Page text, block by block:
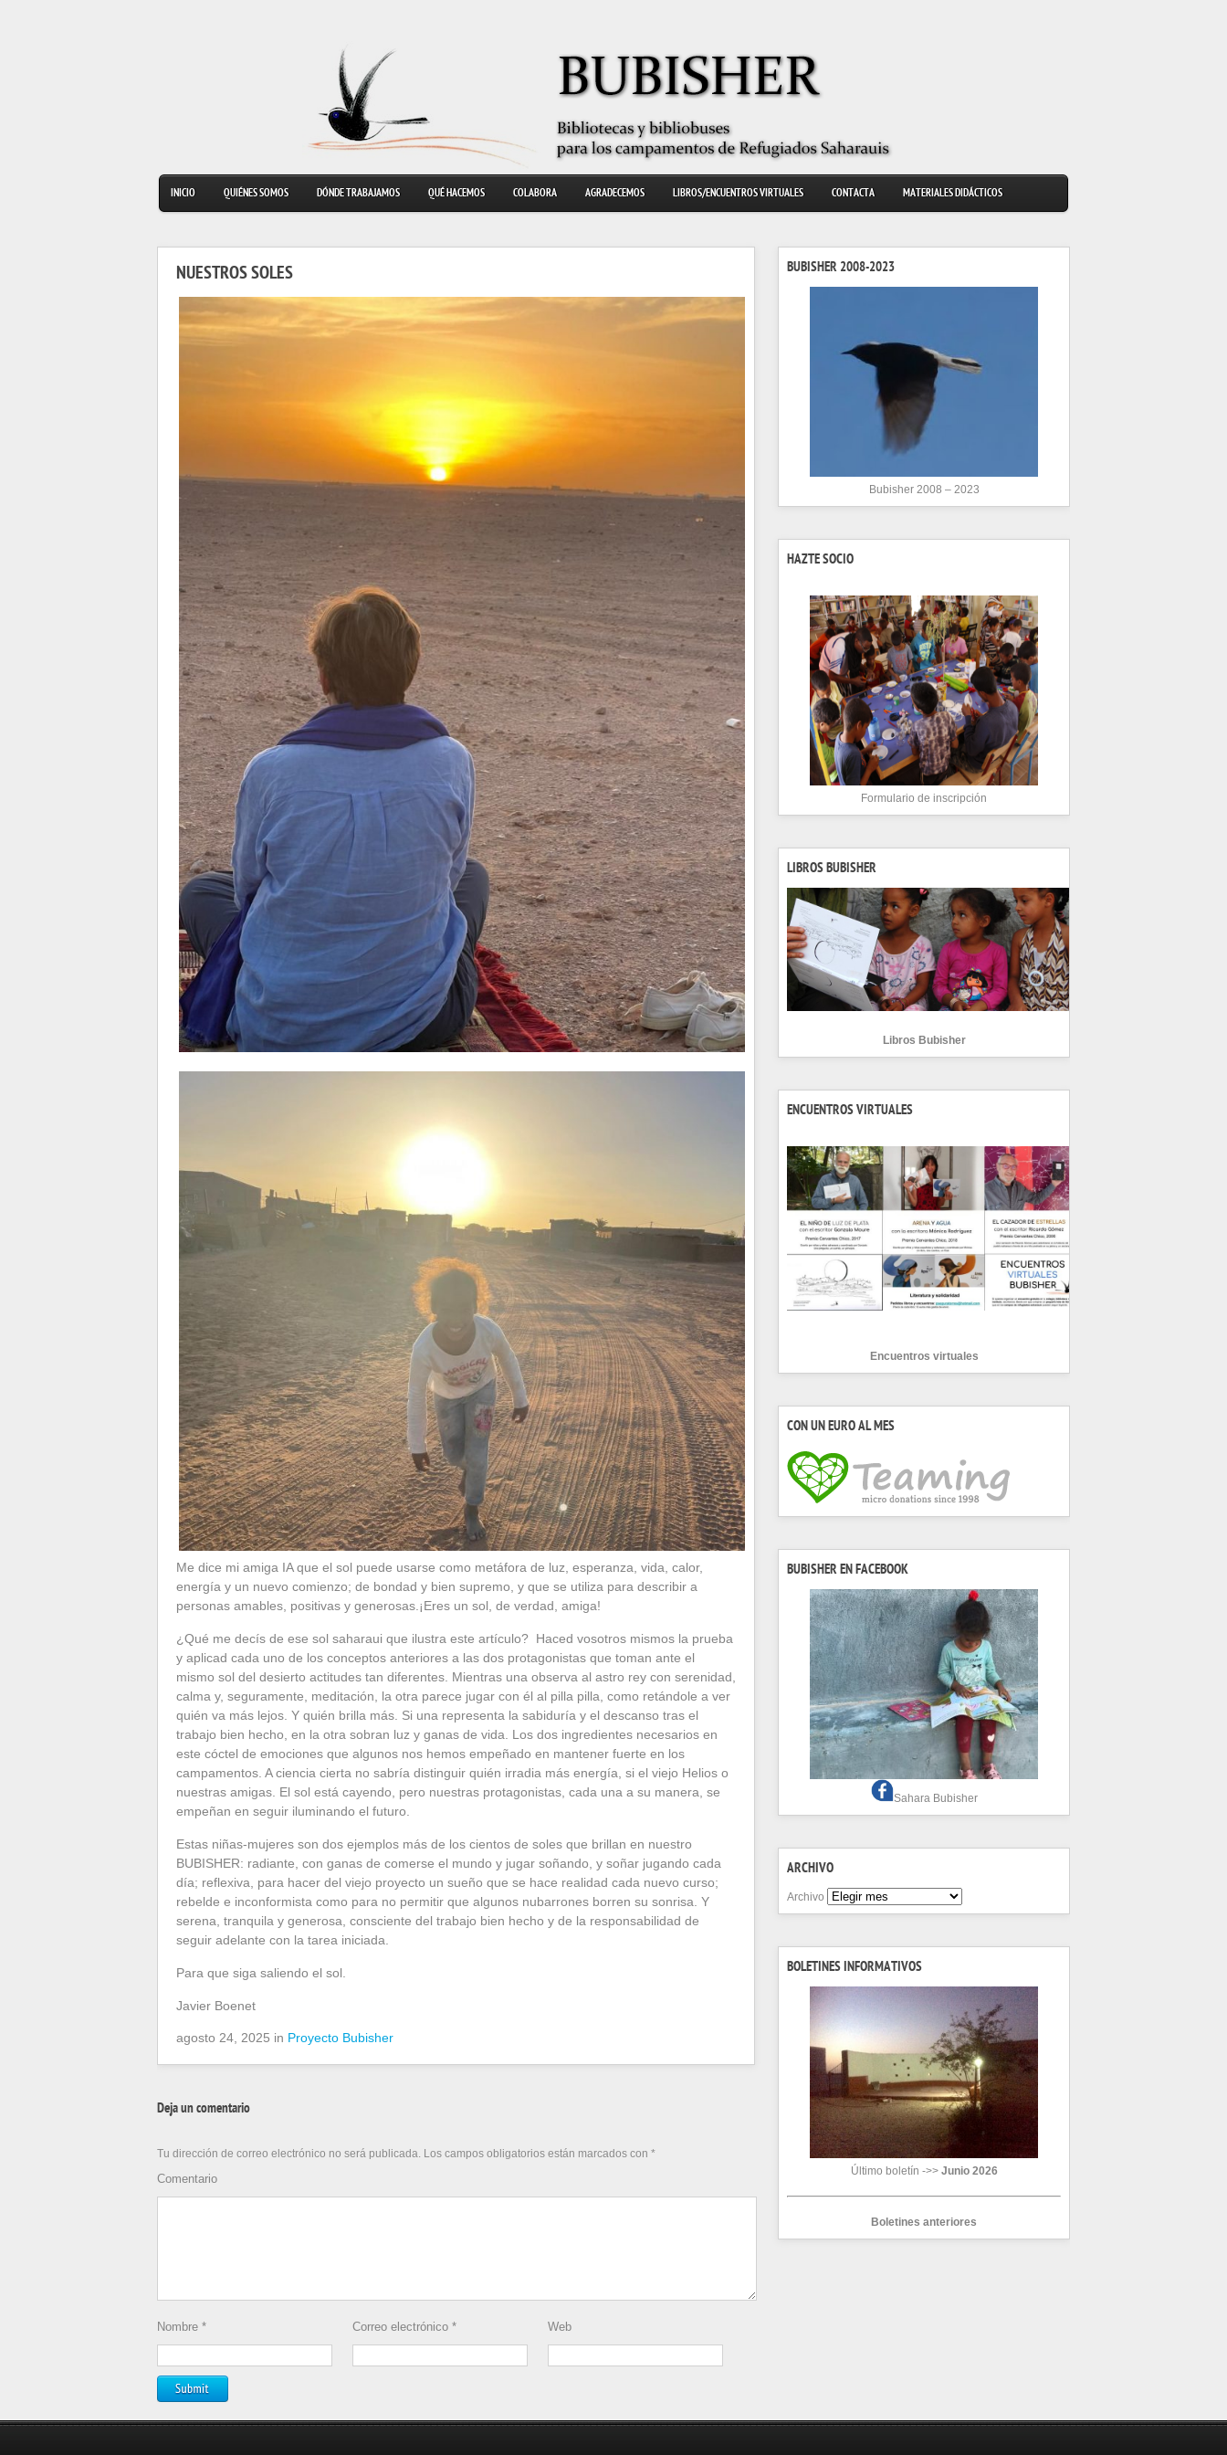
INICIO QUIÉNES SOMOS DÓNDE TRABAJAMOS QUÉ HACEMOS COLABORA AGRADECEMOS LIBROS/ENCUENTROS VIRTUALES CONTACTA MATERIALES DIDÁCTICOS
NUESTROS SOLES
Me dice mi amiga IA que el sol puede usarse como metáfora de luz, esperanza, vida, calor,
energía y un nuevo comienzo; de bondad y bien supremo, y que se utiliza para describir a
personas amables, positivas y generosas.¡Eres un sol, de verdad, amiga!
¿Qué me decís de ese sol saharaui que ilustra este artículo? Haced vosotros mismos la prueba
y aplicad cada uno de los conceptos anteriores a las dos protagonistas que toman ante el
mismo sol del desierto actitudes tan diferentes. Mientras una observa al astro rey con serenidad,
calma y, seguramente, meditación, la otra parece jugar con él al pilla pilla, como retándole a ver
quién va más lejos. Y quién brilla más. Si una representa la sabiduría y el descanso tras el
trabajo bien hecho, en la otra sobran luz y ganas de vida. Los dos ingredientes necesarios en
este cóctel de emociones que algunos nos hemos empeñado en mantener fuerte en los
campamentos. A ciencia cierta no sabría distinguir quién irradia más energía, si el viejo Helios o
nuestras amigas. El sol está cayendo, pero nuestras protagonistas, cada una a su manera, se
empeñan en seguir iluminando el futuro.
Estas niñas-mujeres son dos ejemplos más de los cientos de soles que brillan en nuestro
BUBISHER: radiante, con ganas de comerse el mundo y jugar soñando, y soñar jugando cada
día; reflexiva, para hacer del viejo proyecto un sueño que se hace realidad cada nuevo curso;
rebelde e inconformista como para no permitir que algunos nubarrones borren su sonrisa. Y
serena, tranquila y generosa, consciente del trabajo bien hecho y de la responsabilidad de
seguir adelante con la tarea iniciada.
Para que siga saliendo el sol.
Javier Boenet
agosto 24, 2025 in Proyecto Bubisher
Deja un comentario
Tu dirección de correo electrónico no será publicada. Los campos obligatorios están marcados con *
Comentario
Nombre * Correo electrónico * Web
BUBISHER 2008-2023
Bubisher 2008 – 2023
HAZTE SOCIO
Formulario de inscripción
LIBROS BUBISHER
Libros Bubisher
ENCUENTROS VIRTUALES
Encuentros virtuales
CON UN EURO AL MES
BUBISHER EN FACEBOOK
Sahara Bubisher
ARCHIVO
Archivo
BOLETINES INFORMATIVOS
Último boletín ->> Junio 2026
Boletines anteriores